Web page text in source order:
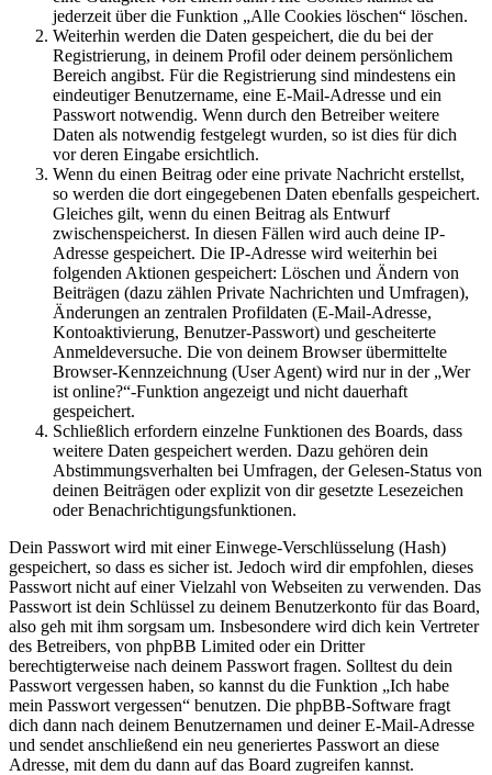
jederzeit über die Funktion „Alle Cookies löschen“ löschen.
Weiterhin werden die Daten gespeichert, die du bei der
Registrierung, in deinem Profil oder deinem persönlichem
Bereich angibst. Für die Registrierung sind mindestens ein
eindeutiger Benutzername, eine E-Mail-Adresse und ein
Passwort notwendig. Wenn durch den Betreiber weitere
Daten als notwendig festgelegt wurden, so ist dies für dich
vor deren Eingabe ersichtlich.
Wenn du einen Beitrag oder eine private Nachricht erstellst,
so werden die dort eingegebenen Daten ebenfalls gespeichert.
Gleiches gilt, wenn du einen Beitrag als Entwurf
zwischenspeicherst. In diesen Fällen wird auch deine IP-
Adresse gespeichert. Die IP-Adresse wird weiterhin bei
folgenden Aktionen gespeichert: Löschen und Ändern von
Beiträgen (dazu zählen Private Nachrichten und Umfragen),
Änderungen an zentralen Profildaten (E-Mail-Adresse,
Kontoaktivierung, Benutzer-Passwort) und gescheiterte
Anmeldeversuche. Die von deinem Browser übermittelte
Browser-Kennzeichnung (User Agent) wird nur in der „Wer
ist online?“-Funktion angezeigt und nicht dauerhaft
gespeichert.
Schließlich erfordern einzelne Funktionen des Boards, dass
weitere Daten gespeichert werden. Dazu gehören dein
Abstimmungsverhalten bei Umfragen, der Gelesen-Status von
deinen Beiträgen oder explizit von dir gesetzte Lesezeichen
oder Benachrichtigungsfunktionen.
Dein Passwort wird mit einer Einwege-Verschlüsselung (Hash)
gespeichert, so dass es sicher ist. Jedoch wird dir empfohlen, dieses
Passwort nicht auf einer Vielzahl von Webseiten zu verwenden. Das
Passwort ist dein Schlüssel zu deinem Benutzerkonto für das Board,
also geh mit ihm sorgsam um. Insbesondere wird dich kein Vertreter
des Betreibers, von phpBB Limited oder ein Dritter
berechtigterweise nach deinem Passwort fragen. Solltest du dein
Passwort vergessen haben, so kannst du die Funktion „Ich habe
mein Passwort vergessen“ benutzen. Die phpBB-Software fragt
dich dann nach deinem Benutzernamen und deiner E-Mail-Adresse
und sendet anschließend ein neu generiertes Passwort an diese
Adresse, mit dem du dann auf das Board zugreifen kannst.